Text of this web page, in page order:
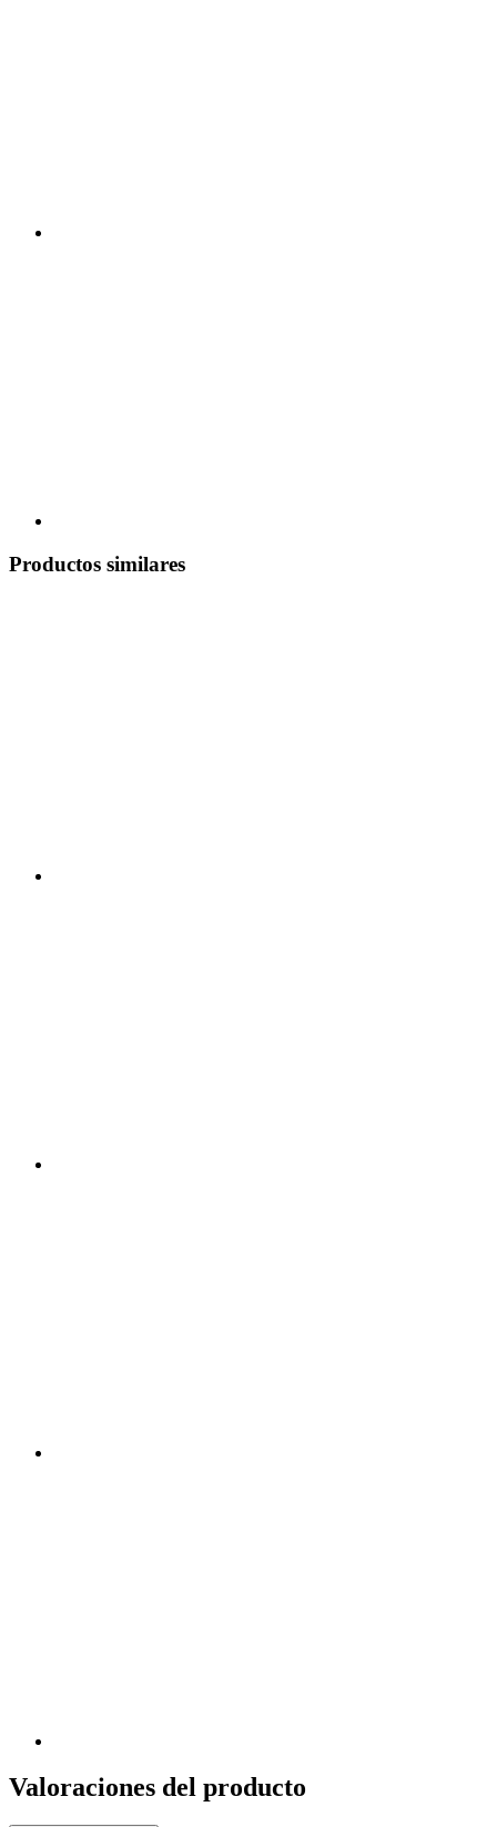
Productos similares
Valoraciones del producto